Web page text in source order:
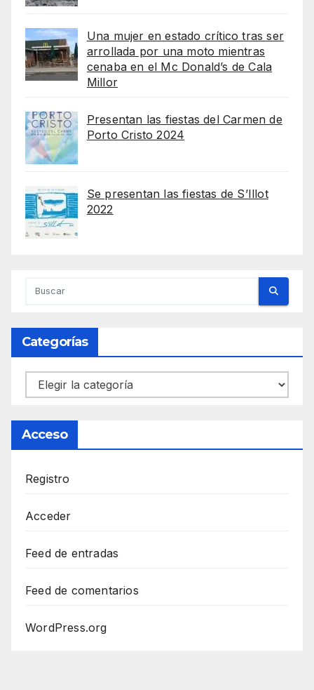
Una mujer en estado crítico tras ser
arrollada por una moto mientras
cenaba en el Mc Donald’s de Cala
Millor
Presentan las fiestas del Carmen de
Porto Cristo 2024
Se presentan las fiestas de S’Illot
2022
Categorías
Categorías
Acceso
Registro
Acceder
Feed de entradas
Feed de comentarios
WordPress.org